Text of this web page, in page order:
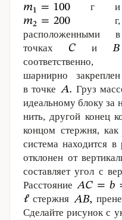
г и
г,
расположенными в
точках
и
соответственно,
шарнирно закреплен
в точке
Груз
идеальному блоку
нить, другой конец
концом стержня,
система находится в
отклонен от
составляет угол с
Расстояние
стержня
Сделайте рисунок с